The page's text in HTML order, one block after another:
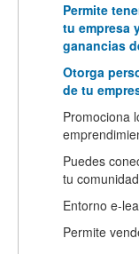
Permite
tu empresa
ganancias
Otorga
de tu
Promociona
Puedes
tu
Entorno e-
Permite